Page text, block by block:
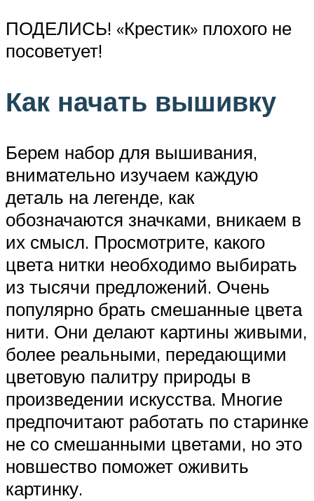
ПОДЕЛИСЬ! «Крестик» плохого не
посоветует!
Как начать вышивку
Берем набор для вышивания,
внимательно изучаем каждую
деталь на легенде, как
обозначаются значками, вникаем в
их смысл. Просмотрите, какого
цвета нитки необходимо выбирать
из тысячи предложений. Очень
популярно брать смешанные цвета
нити. Они делают картины живыми,
более реальными, передающими
цветовую палитру природы в
произведении искусства. Многие
предпочитают работать по старинке
не со смешанными цветами, но это
новшество поможет оживить
картинку.